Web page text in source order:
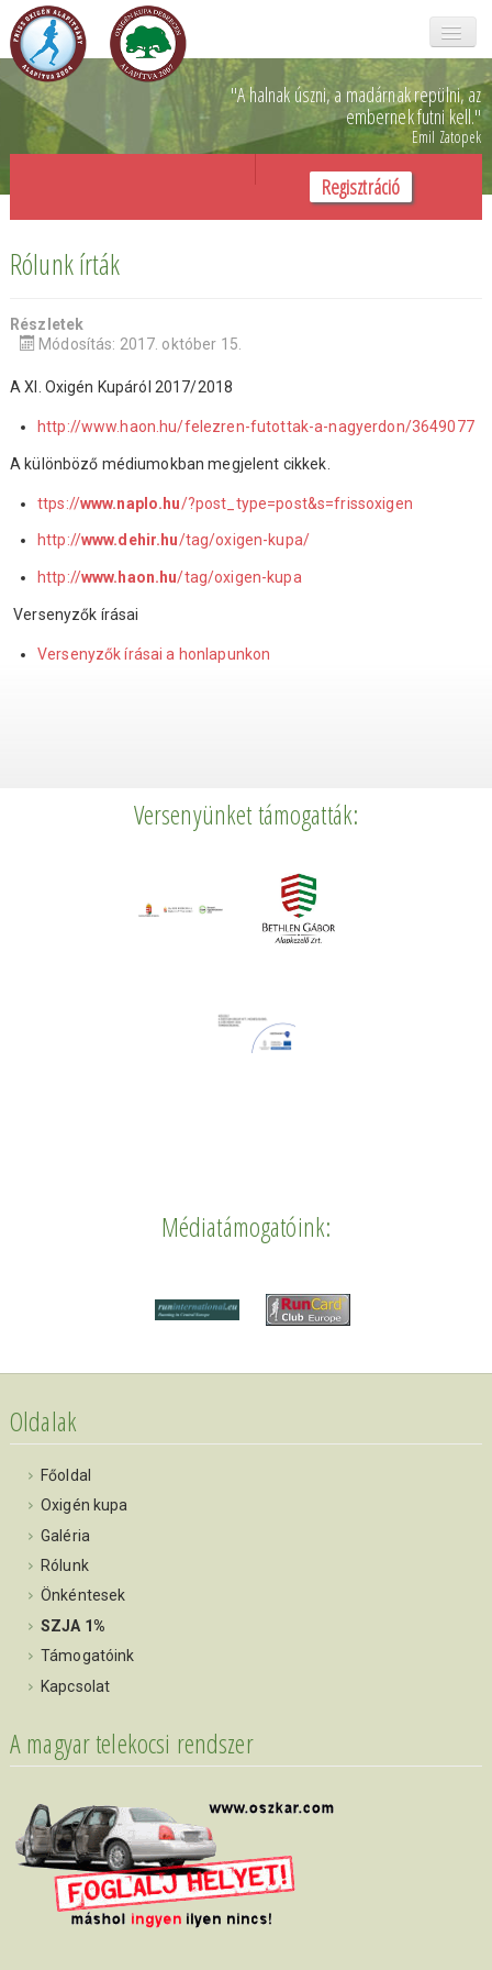
"A halnak úszni, a madárnak repülni,az
embernek futni kell."
Emil Zatopek
Főoldal
Oxigén kupa
SZJA 1%
Támogatóink
Kapcsolat
Regisztráció
Rólunk írták
Részletek
Módosítás: 2017. október 15.
A XI. Oxigén Kupáról 2017/2018
http://www.haon.hu/felezren-futottak-a-nagyerdon/3649077
A különböző médiumokban megjelent cikkek.
ttps://www.naplo.hu/?post_type=post&s=frissoxigen
http://www.dehir.hu/tag/oxigen-kupa/
http://www.haon.hu/tag/oxigen-kupa
Versenyzők írásai
Versenyzők írásai a honlapunkon
Versenyünket támogatták:
Médiatámogatóink:
Oldalak
Főoldal
Oxigén kupa
Galéria
Rólunk
Önkéntesek
SZJA 1%
Támogatóink
Kapcsolat
A magyar telekocsi rendszer